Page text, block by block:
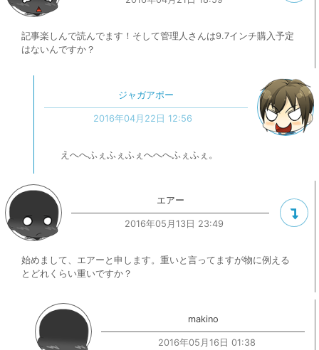
記事楽しんで読んでます！そして管理人さんは9.7インチ購入予定
はないんですか？
ジャガアポー
2016年04月22日 12:56
えへへふぇふぇふぇへへへふぇふぇ。
エアー
2016年05月13日 23:49
始めまして、エアーと申します。重いと言ってますが物に例える
とどれくらい重いですか？
makino
2016年05月16日 01:38